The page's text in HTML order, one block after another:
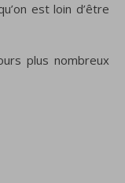
est loin d’être
plus nombreux